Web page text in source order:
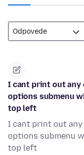
I cant print out any
options submenu
top left
I cant print out
options submenu
top left